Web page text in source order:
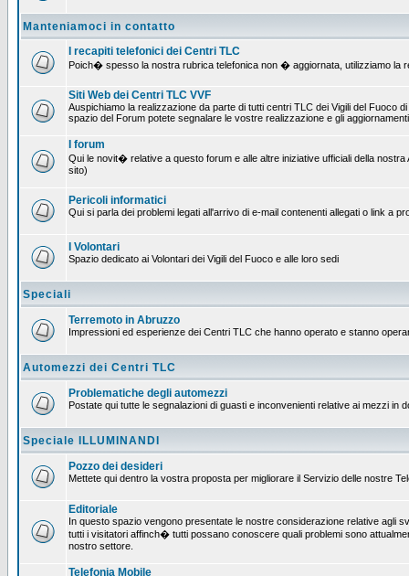
Manteniamoci in contatto
I recapiti telefonici dei Centri TLC
Poich� spesso la nostra rubrica telefonica non � aggiornata, utilizziamo la
Siti Web dei Centri TLC VVF
Auspichiamo la realizzazione da parte di tutti centri TLC dei Vigili del Fuoco
spazio del Forum potete segnalare le vostre realizzazione e gli
I forum
Qui le novit� relative a questo forum e alle altre iniziative ufficiali della
sito)
Pericoli informatici
Qui si parla dei problemi legati all'arrivo di e-mail contenenti allegati o link a
I Volontari
Spazio dedicato ai Volontari dei Vigili del Fuoco e alle loro sedi
Speciali
Terremoto in Abruzzo
Impressioni ed esperienze dei Centri TLC che hanno operato e stanno
Automezzi dei Centri TLC
Problematiche degli automezzi
Postate qui tutte le segnalazioni di guasti e inconvenienti relative ai mezzi in
Speciale ILLUMINANDI
Pozzo dei desideri
Mettete qui dentro la vostra proposta per migliorare il Servizio delle nostre
Editoriale
In questo spazio vengono presentate le nostre considerazione relative agli
tutti i visitatori affinch� tutti possano conoscere quali problemi sono
nostro settore.
Telefonia Mobile